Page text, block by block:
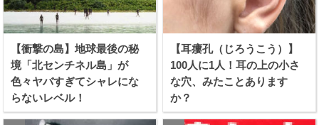
【衝撃の島】地球最後の秘
境「北センチネル島」が
色々ヤバすぎてシャレにな
らないレベル！
【耳瘻孔（じろうこう）】
100人に1人！耳の上の小さ
な穴、みたことあります
か？